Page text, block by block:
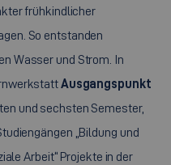
frühkindlicher
So entstanden
Wasser und Strom. In
Ausgangspunkt
und sechsten Semester,
„Bildung und
Arbeit“ Projekte in der